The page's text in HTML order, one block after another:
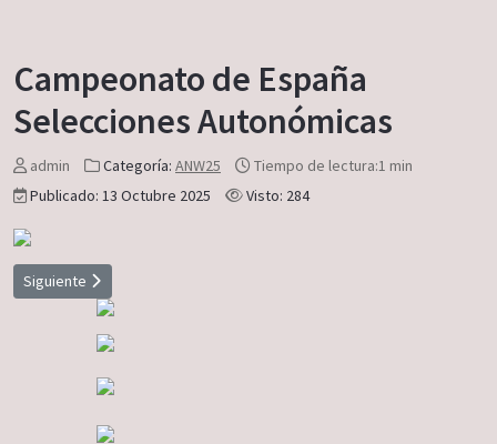
Campeonato de España
Selecciones Autonómicas
admin Categoría: ANW25
Tiempo de lectura:1 min
Publicado: 13 Octubre 2025
Visto: 284
Artículo siguiente: Bajas y Devoluciones
Siguiente